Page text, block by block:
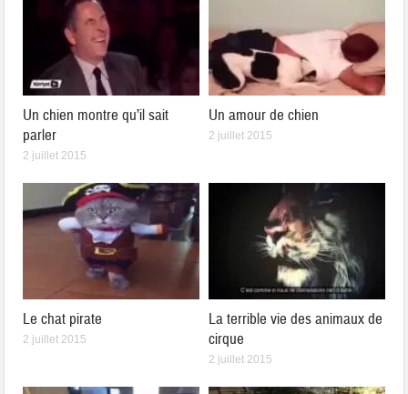
Un chien montre qu’il sait
parler
2 juillet 2015
Un amour de chien
2 juillet 2015
Le chat pirate
2 juillet 2015
La terrible vie des animaux de
cirque
2 juillet 2015